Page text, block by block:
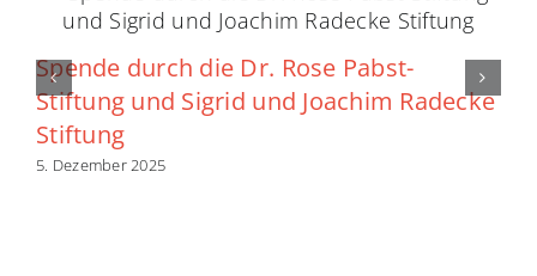
Spende durch die Dr. Rose Pabst-
Stiftung und Sigrid und Joachim Radecke
Stiftung
5. Dezember 2025